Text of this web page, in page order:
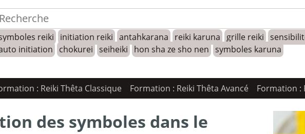
reiki initiation reiki antahkarana reiki karuna grille reiki
initiation
chokurei seiheiki hon sha ze sho nen symboles karuna
: Reiki Thêta Classique Formation : Reiki Thêta Avancé Formation :
des symboles dans le